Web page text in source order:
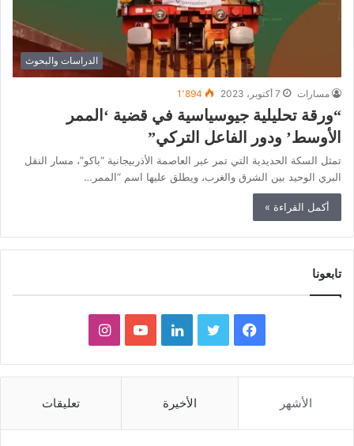
الدراسات والبحوث
مسارات 7 أكتوبر، 2023 1٬894
“ورقة تحليلية جيوسياسية في قضية ‘الممر
الأوسط’ ودور الفاعل التركي”
تمثل السكة الحديدية التي تمر عبر العاصمة الأذربيجانية “باكو”، مسار النقل
البري الوحيد بين الشرق والغرب، ويطلق عليها اسم “الممر…
أكمل القراءة »
تابعونا
ي
و
ي
و
ن
الأشهر الأخيرة تعليقات